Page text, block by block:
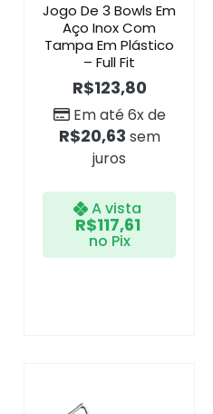
Jogo De 3 Bowls Em
Aço Inox Com
Tampa Em Plástico
– Full Fit
R$123,80
Em até 6x de
R$20,63 sem
juros
A vista
R$117,61
no Pix